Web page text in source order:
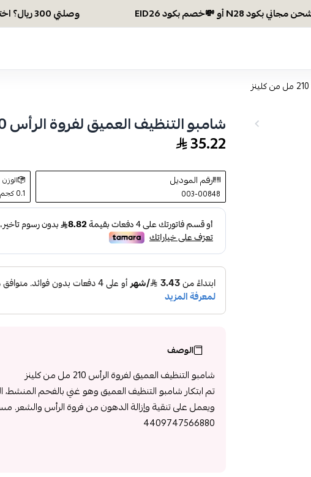
وصلتي 300 ريال؟ اختاري هديتك :🏍 شحن مجاني بكود N28 أو 💸خصم بكود EID26
شامبو التنظيف العميق لفروة الرأس 210 مل من كلينز
35.22
رقم الموديل
003-00848
الوزن
0.1 كجم
الوصف
شامبو التنظيف العميق لفروة الرأس 210 مل من كلينز
تم ابتكار شامبو التنظيف العميق وهو غني بالفحم
ويعمل على تنقية وإزالة الدهون من فروة الرأس
4409747566880